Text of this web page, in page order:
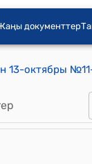
документтер